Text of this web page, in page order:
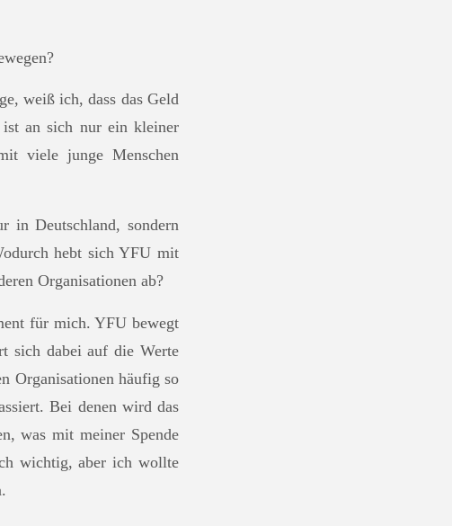
weiß ich, dass das Geld
an sich nur ein kleiner
viele junge Menschen
in Deutschland, sondern
hebt sich YFU mit
Organisationen ab?
für mich. YFU bewegt
sich dabei auf die Werte
Organisationen häufig so
Bei denen wird das
was mit meiner Spende
wichtig, aber ich wollte